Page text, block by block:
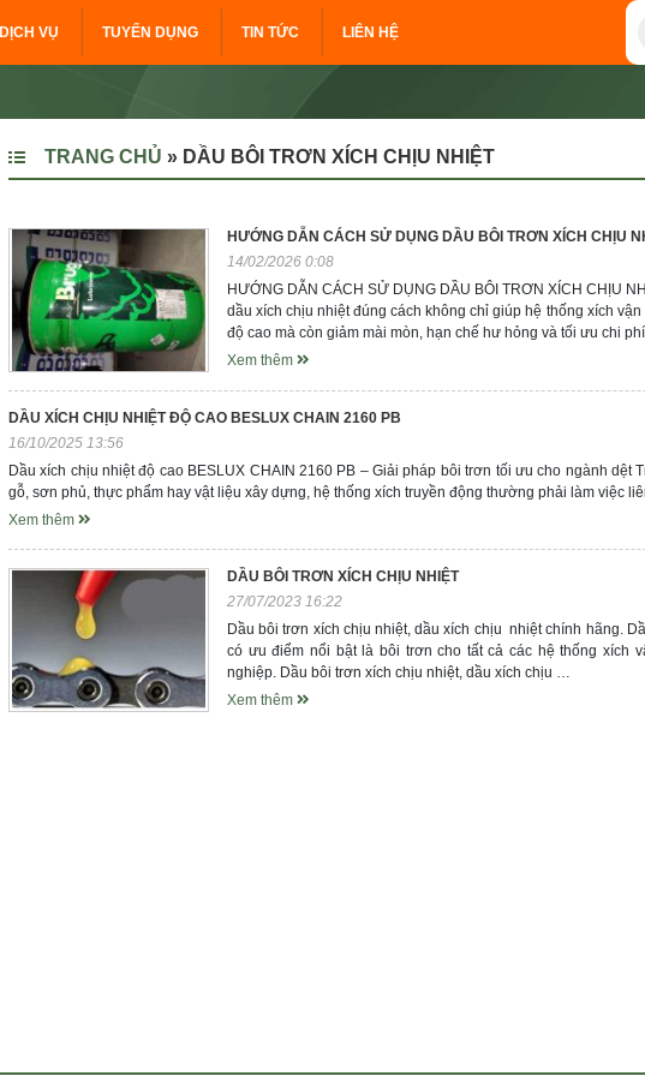
DỊCH VỤ TUYỂN DỤNG TIN TỨC LIÊN HỆ
TRANG CHỦ » DẦU BÔI TRƠN XÍCH CHỊU NHIỆT
HƯỚNG DẪN CÁCH SỬ DỤNG DẦU BÔI TRƠN XÍCH CHỊU
14/02/2026 0:08
HƯỚNG DẪN CÁCH SỬ DỤNG DẦU BÔI TRƠN XÍCH CHỊU
dầu xích chịu nhiệt đúng cách không chỉ giúp hệ thống xích
độ cao mà còn giảm mài mòn, hạn chế hư hỏng và tối ưu chi
Xem thêm
DẦU XÍCH CHỊU NHIỆT ĐỘ CAO BESLUX CHAIN 2160 PB
16/10/2025 13:56
Dầu xích chịu nhiệt độ cao BESLUX CHAIN 2160 PB – Giải pháp bôi trơn tối ưu cho ngành dệt
gỗ, sơn phủ, thực phẩm hay vật liệu xây dựng, hệ thống xích truyền động thường phải làm việc
Xem thêm
DẦU BÔI TRƠN XÍCH CHỊU NHIỆT
27/07/2023 16:22
Dầu bôi trơn xích chịu nhiệt, dầu xích chịu nhiệt chính hãng.
có ưu điểm nổi bật là bôi trơn cho tất cả các hệ thống xích
nghiệp. Dầu bôi trơn xích chịu nhiệt, dầu xích chịu …
Xem thêm